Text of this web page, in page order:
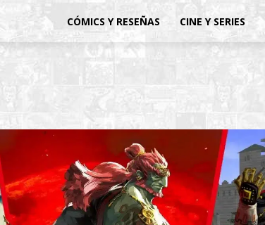
CÓMICS Y RESEÑAS CINE Y SERIES